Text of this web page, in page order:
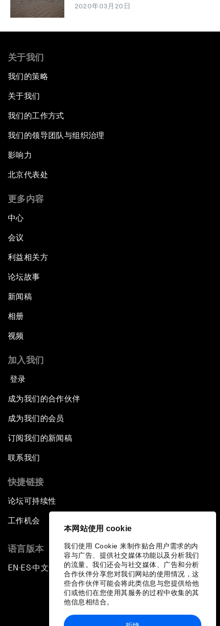
本网站使用 cookie
我们使用 Cookie 来制作贴合用户需求的内
容与广告、提供社交媒体功能以及分析我们
的流量。我们还会与社交媒体、广告和分析
合作伙伴分享您对我们网站的使用情况，这
些合作伙伴可能会将此类信息与您提供给他
们或他们在您使用其服务的过程中收集的其
他信息相结合。
2020年03月20日
关于我们
我们的策略
关于我们
我们的工作方式
我们的领导团队与组织治理
影响力
北京代表处
更多内容
中心
会议
利益相关方
论坛故事
新闻稿
相册
视频
加入我们
登录
成为我们的合作伙伴
成为我们的会员
订阅我们的新闻稿
联系我们
快捷链接
论坛可持续性
工作机会
语言版本
EN ▪ ES▪中文▪ 日本語